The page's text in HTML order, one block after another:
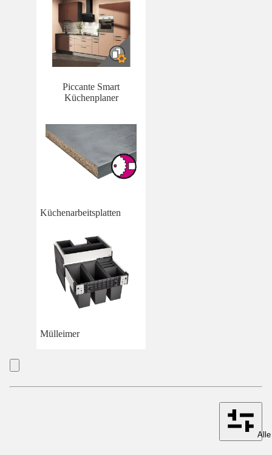
Piccante Smart
Küchenplaner
Küchenarbeitsplatten
Mülleimer